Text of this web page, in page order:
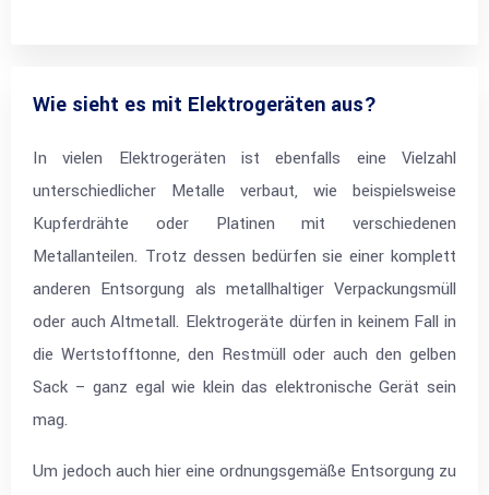
Wie sieht es mit Elektrogeräten aus?
In vielen Elektrogeräten ist ebenfalls eine Vielzahl
unterschiedlicher Metalle verbaut, wie beispielsweise
Kupferdrähte oder Platinen mit verschiedenen
Metallanteilen. Trotz dessen bedürfen sie einer komplett
anderen Entsorgung als metallhaltiger Verpackungsmüll
oder auch Altmetall. Elektrogeräte dürfen in keinem Fall in
die Wertstofftonne, den Restmüll oder auch den gelben
Sack – ganz egal wie klein das elektronische Gerät sein
mag.
Um jedoch auch hier eine ordnungsgemäße Entsorgung zu